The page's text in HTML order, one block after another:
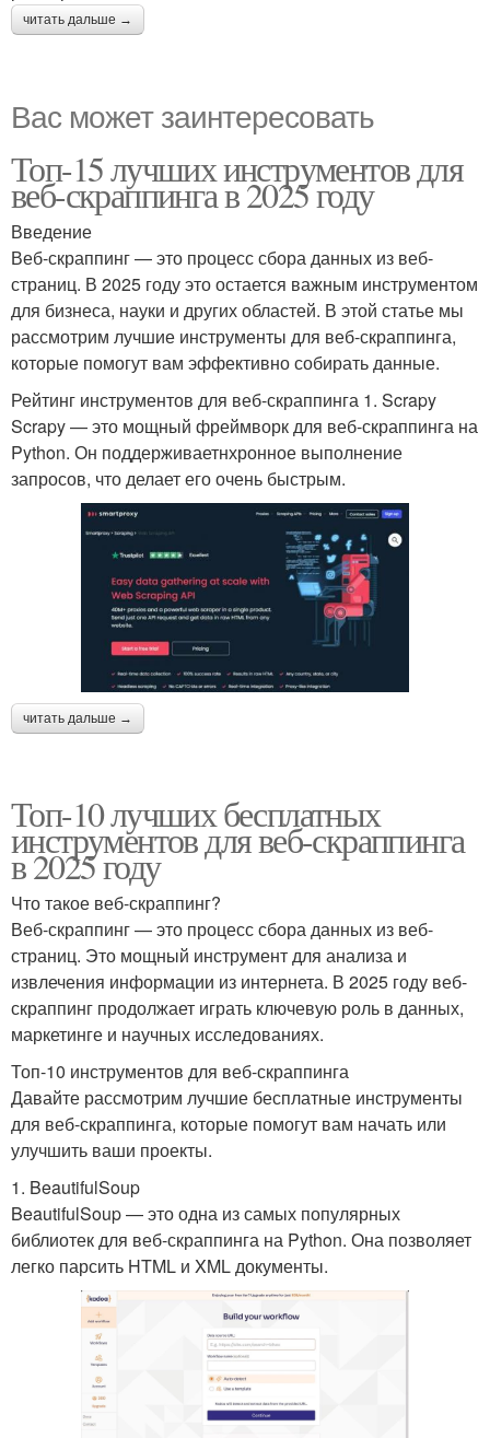
читать дальше →
Вас может заинтересовать
Топ-15 лучших инструментов для
веб-скраппинга в 2025 году
Введение
Веб-скраппинг — это процесс сбора данных из веб-
страниц. В 2025 году это остается важным инструментом
для бизнеса, науки и других областей. В этой статье мы
рассмотрим лучшие инструменты для веб-скраппинга,
которые помогут вам эффективно собирать данные.
Рейтинг инструментов для веб-скраппинга 1. Scrapy
Scrapy — это мощный фреймворк для веб-скраппинга на
Python. Он поддерживаетнхронное выполнение
запросов, что делает его очень быстрым.
читать дальше →
Топ-10 лучших бесплатных
инструментов для веб-скраппинга
в 2025 году
Что такое веб-скраппинг?
Веб-скраппинг — это процесс сбора данных из веб-
страниц. Это мощный инструмент для анализа и
извлечения информации из интернета. В 2025 году веб-
скраппинг продолжает играть ключевую роль в данных,
маркетинге и научных исследованиях.
Топ-10 инструментов для веб-скраппинга
Давайте рассмотрим лучшие бесплатные инструменты
для веб-скраппинга, которые помогут вам начать или
улучшить ваши проекты.
1. BeautifulSoup
BeautifulSoup — это одна из самых популярных
библиотек для веб-скраппинга на Python. Она позволяет
легко парсить HTML и XML документы.